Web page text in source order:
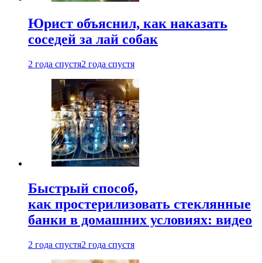
Юрист объяснил, как наказать
соседей за лай собак
2 года спустя2 года спустя
Быстрый способ,
как простерилизовать стеклянные
банки в домашних условиях: видео
2 года спустя2 года спустя